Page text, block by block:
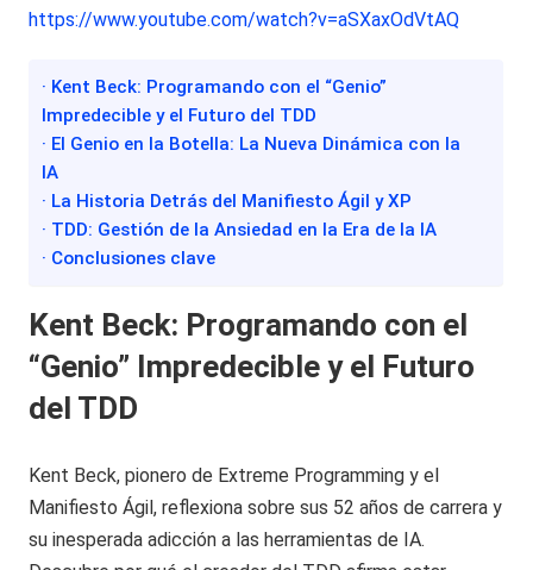
https://www.youtube.com/watch?v=aSXaxOdVtAQ
· Kent Beck: Programando con el “Genio”
Impredecible y el Futuro del TDD
· El Genio en la Botella: La Nueva Dinámica con la
IA
· La Historia Detrás del Manifiesto Ágil y XP
· TDD: Gestión de la Ansiedad en la Era de la IA
· Conclusiones clave
Kent Beck: Programando con el
“Genio” Impredecible y el Futuro
del TDD
Kent Beck, pionero de Extreme Programming y el
Manifiesto Ágil, reflexiona sobre sus 52 años de carrera y
su inesperada adicción a las herramientas de IA.